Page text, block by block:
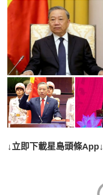
↓立即下載星島頭條App↓